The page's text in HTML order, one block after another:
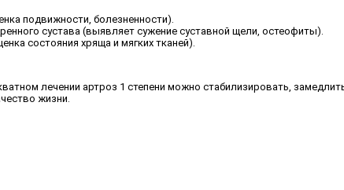
подвижности, болезненности).
сустава (выявляет сужение суставной щели, остеофиты).
состояния хряща и мягких тканей).
лечении артроз 1 степени можно стабилизировать,
жизни.